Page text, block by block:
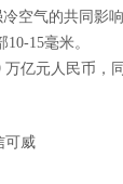
气的共同影
15毫米。
元人民币，
可威